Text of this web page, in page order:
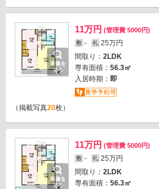
画像を
見る
11万円 (管理費 5000円)
敷 - 礼 25万円
間取り： 2LDK
専有面積： 56.3㎡
入居時期： 即
（掲載写真20枚）
画像を
見る
11万円 (管理費 5000円)
敷 - 礼 25万円
間取り： 2LDK
専有面積： 56.3㎡